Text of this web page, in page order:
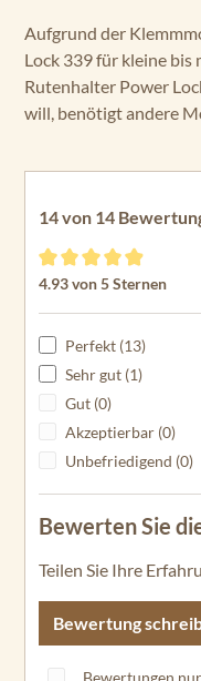
Aufgrund der
Lock 339 für kleine
Rutenhalter Power
will, benötigt andere
14 von 14
Durchschnittliche
4.93 von 5 Sternen
Perfekt (13)
Sehr gut (1)
Gut (0)
Akzeptierbar (0)
Unbefriedigend (0)
Bewerten Sie
Teilen Sie Ihre
Bewertung
Bewertungen